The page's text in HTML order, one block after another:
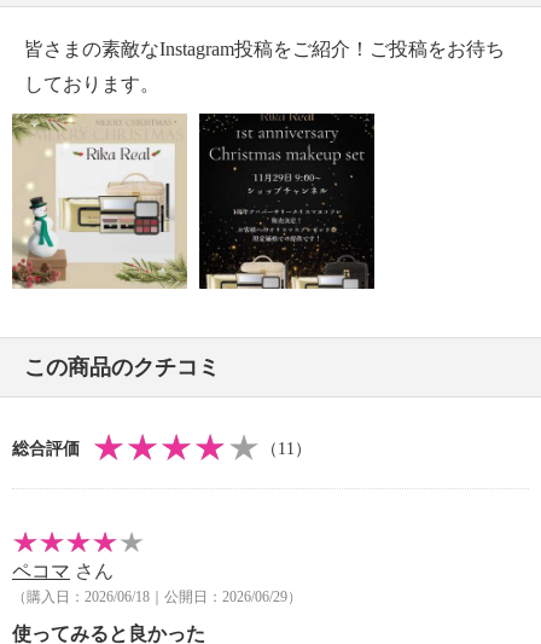
皆さまの素敵なInstagram投稿をご紹介！ご投稿をお待ち
しております。
この商品のクチコミ
総合評価 （11）
ペコマ さん
（購入日：2026/06/18｜公開日：2026/06/29）
使ってみると良かった